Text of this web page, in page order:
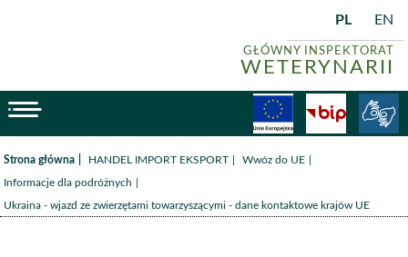
GŁÓWNY INSPEKTORAT
WETERYNARII
PL EN
BiP
Strona główna /HANDEL IMPORT EKSPORT /Wwóz do UE
Informacje dla podróżnych
Ukraina - wjazd ze zwierzętami towarzyszącymi - dane kontaktowe krajów UE